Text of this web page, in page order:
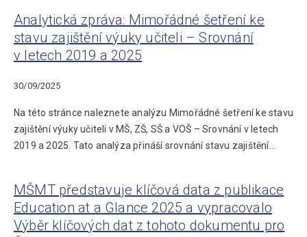
Analytická zpráva: Mimořádné šetření ke
stavu zajištění výuky učiteli – Srovnání
v letech 2019 a 2025
30/09/2025
Na této stránce naleznete analýzu Mimořádné šetření ke stavu
zajištění výuky učiteli v MŠ, ZŠ, SŠ a VOŠ – Srovnání v letech
2019 a 2025. Tato analýza přináší srovnání stavu zajištění…
MŠMT představuje klíčová data z publikace
Education at a Glance 2025 a vypracovalo
Výběr klíčových dat z tohoto dokumentu pro